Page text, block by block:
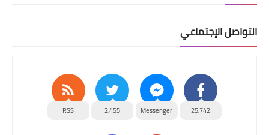
التواصل الإجتماعي
25,742
Messenger
2,455
RSS